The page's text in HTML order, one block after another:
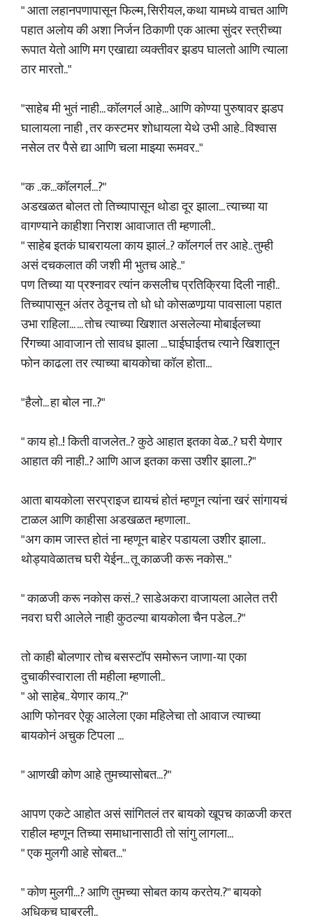
" आता लहानपणापासून फिल्म, सिरीयल, कथा यामध्ये वाचत आणि
पहात अलोय की अशा निर्जन ठिकाणी एक आत्मा सुंदर स्त्रीच्या
रूपात येतो आणि मग एखाद्या व्यक्तीवर झडप घालतो आणि त्याला
ठार मारतो.."
"साहेब मी भुतं नाही... कॉलगर्ल आहे... आणि कोण्या पुरुषावर झडप
घालायला नाही , तर कस्टमर शोधायला येथे उभी आहे.. विश्वास
नसेल तर पैसे द्या आणि चला माझ्या रूमवर.."
"क ..क...कॉलगर्ल...?"
अडखळत बोलत तो तिच्यापासून थोडा दूर झाला... त्याच्या या
वागण्याने काहीशा निराश आवाजात ती म्हणाली..
" साहेब इतकं घाबरायला काय झालं..? कॉलगर्ल तर आहे.. तुम्ही
असं दचकलात की जशी मी भुतच आहे.."
पण तिच्या या प्रश्नावर त्यांन कसलीच प्रतिक्रिया दिली नाही..
तिच्यापासून अंतर ठेवूनच तो धो धो कोसळणार्‍या पावसाला पहात
उभा राहिला... ... तोच त्याच्या खिशात असलेल्या मोबाईलच्या
रिंगच्या आवाजान तो सावध झाला ... घाईघाईतच त्याने खिशातून
फोन काढला तर त्याच्या बायकोचा कॉल होता...
"हैलो... हा बोल ना..?"
" काय हो..! किती वाजलेत..? कुठे आहात इतका वेळ..? घरी येणार
आहात की नाही..? आणि आज इतका कसा उशीर झाला..?"
आता बायकोला सरप्राइज द्यायचं होतं म्हणून त्यांना खरं सांगायचं
टाळल आणि काहीसा अडखळत म्हणाला..
"अग काम जास्त होतं ना म्हणून बाहेर पडायला उशीर झाला..
थोड्यावेळातच घरी येईन... तू काळजी करू नकोस.."
" काळजी करू नकोस कसं..? साडेअकरा वाजायला आलेत तरी
नवरा घरी आलेले नाही कुठल्या बायकोला चैन पडेल..?"
तो काही बोलणार तोच बसस्टॉप समोरून जाणा-या एका
दुचाकीस्वाराला ती महीला म्हणाली..
" ओ साहेब.. येणार काय..?"
आणि फोनवर ऐकू आलेला एका महिलेचा तो आवाज त्याच्या
बायकोनं अचुक टिपला ...
" आणखी कोण आहे तुमच्यासोबत...?"
आपण एकटे आहोत असं सांगितलं तर बायको खूपच काळजी करत
राहील म्हणून तिच्या समाधानासाठी तो सांगु लागला...
" एक मुलगी आहे सोबत..."
" कोण मुलगी...? आणि तुमच्या सोबत काय करतेय.?" बायको